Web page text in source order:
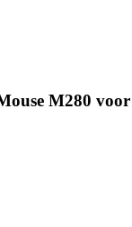
M280